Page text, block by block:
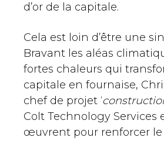
d’or de la capitale.
Cela est loin d’être une
Bravant les aléas
fortes chaleurs qui
capitale en fournaise,
chef de projet ‘
Colt Technology Services
œuvrent pour renforcer le